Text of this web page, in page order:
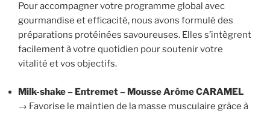
Pour accompagner votre programme global avec
gourmandise et efficacité, nous avons formulé des
préparations protéinées savoureuses. Elles s’intègrent
facilement à votre quotidien pour soutenir votre
vitalité et vos objectifs.
Milk-shake – Entremet – Mousse Arôme CARAMEL
→ Favorise le maintien de la masse musculaire grâce à